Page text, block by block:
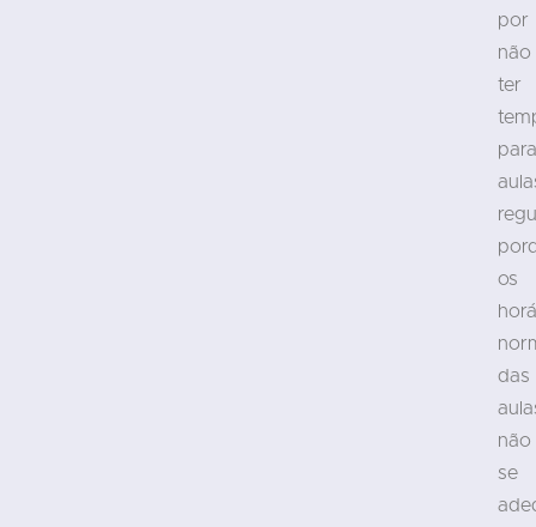
por
não
ter
para
os
das
não
se